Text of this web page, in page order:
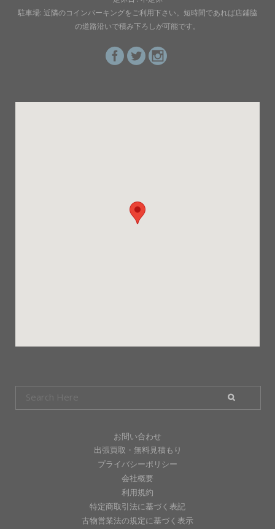
駐車場: 近隣のコインパーキングをご利用下さい。短時間であれば店鋪脇
の道路沿いで積み下ろしが可能です。
お問い合わせ
出張買取・無料見積もり
プライバシーポリシー
会社概要
利用規約
特定商取引法に基づく表記
古物営業法の規定に基づく表示